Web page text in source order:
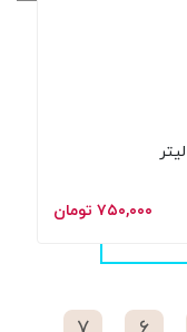
۷۵۰,۰۰۰ تومان